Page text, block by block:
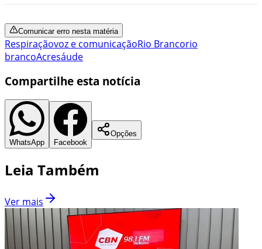
Comunicar erro nesta matéria
Respiraçãovoz e comunicaçãoRio Brancorio
brancoAcresáude
Compartilhe esta notícia
WhatsApp Facebook
Opções
Leia Também
Ver mais